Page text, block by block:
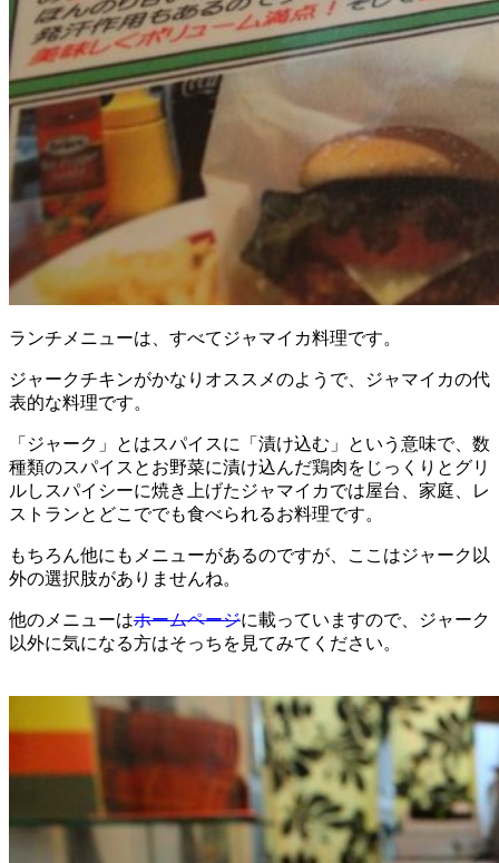
ランチメニューは、すべてジャマイカ料理です。
ジャークチキンがかなりオススメのようで、ジャマイカの代
表的な料理です。
「ジャーク」とはスパイスに「漬け込む」という意味で、数
種類のスパイスとお野菜に漬け込んだ鶏肉をじっくりとグリ
ルしスパイシーに焼き上げたジャマイカでは屋台、家庭、レ
ストランとどこででも食べられるお料理です。
もちろん他にもメニューがあるのですが、ここはジャーク以
外の選択肢がありませんね。
他のメニューはホームページに載っていますので、ジャーク
以外に気になる方はそっちを見てみてください。